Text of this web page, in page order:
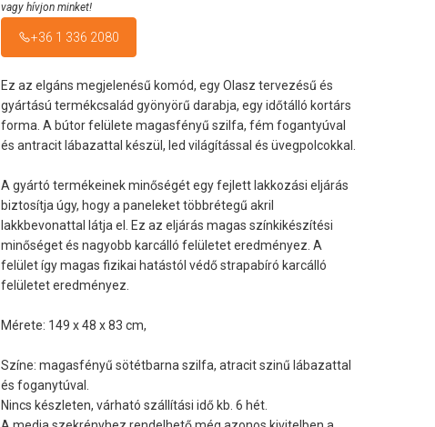
vagy hívjon minket!
+36 1 336 2080
Ez az elgáns megjelenésű komód, egy Olasz tervezésű és
gyártású termékcsalád gyönyörű darabja, egy időtálló kortárs
forma. A bútor felülete magasfényű szilfa, fém fogantyúval
és antracit lábazattal készül, led világítással és üvegpolcokkal.
A gyártó termékeinek minőségét egy fejlett lakkozási eljárás
biztosítja úgy, hogy a paneleket többrétegű akril
lakkbevonattal látja el. Ez az eljárás magas színkikészítési
minőséget és nagyobb karcálló felületet eredményez. A
felület így magas fizikai hatástól védő strapabíró karcálló
felületet eredményez.
Mérete: 149 x 48 x 83 cm,
Színe: magasfényű sötétbarna szilfa, atracit szinű lábazattal
és foganytúval.
Nincs készleten, várható szállítási idő kb. 6 hét.